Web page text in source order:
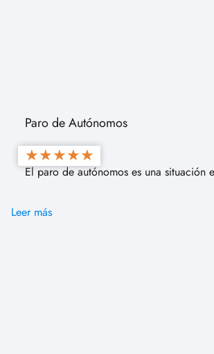
Paro de Autónomos
El paro de autónomos es una
Leer más
★★★★★